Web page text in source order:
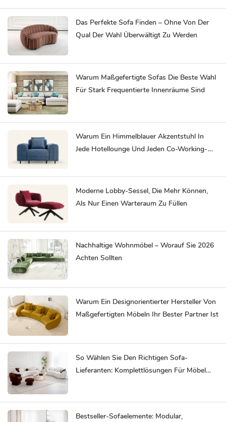
Das Perfekte Sofa Finden – Ohne Von Der
Qual Der Wahl Überwältigt Zu Werden
Warum Maßgefertigte Sofas Die Beste Wahl
Für Stark Frequentierte Innenräume Sind
Warum Ein Himmelblauer Akzentstuhl In
Jede Hotellounge Und Jeden Co-Working-
Moderne Lobby-Sessel, Die Mehr Können,
Als Nur Einen Warteraum Zu Füllen
Nachhaltige Wohnmöbel – Worauf Sie 2026
Achten Sollten
Warum Ein Designorientierter Hersteller Von
Maßgefertigten Möbeln Ihr Bester Partner Ist
So Wählen Sie Den Richtigen Sofa-
Lieferanten: Komplettlösungen Für Möbel
Bestseller-Sofaelemente: Modular,